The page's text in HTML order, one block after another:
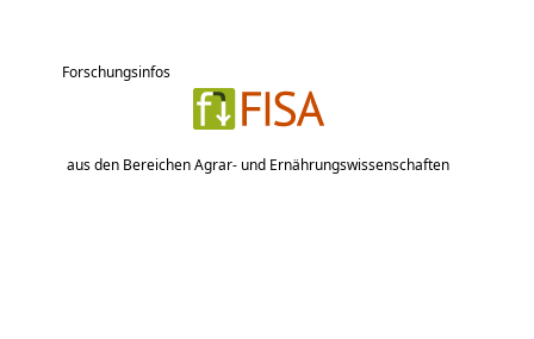
Forschungsinfos
aus den Bereichen Agrar- und Ernährungswissenschaften